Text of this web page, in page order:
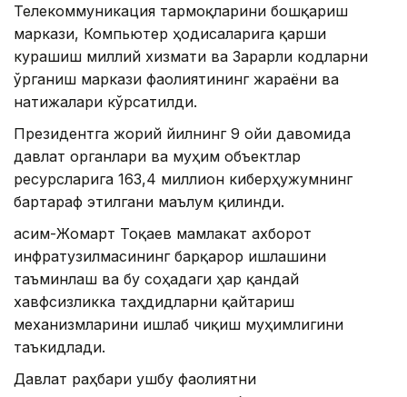
Телекоммуникация тармоқларини бошқариш
маркази, Компьютер ҳодисаларига қарши
курашиш миллий хизмати ва Зарарли кодларни
ўрганиш маркази фаолиятининг жараёни ва
натижалари кўрсатилди.
Президентга жорий йилнинг 9 ойи давомида
давлат органлари ва муҳим объектлар
ресурсларига 163,4 миллион киберҳужумнинг
бартараф этилгани маълум қилинди.
Қасим-Жомарт Тоқаев мамлакат ахборот
инфратузилмасининг барқарор ишлашини
таъминлаш ва бу соҳадаги ҳар қандай
хавфсизликка таҳдидларни қайтариш
механизмларини ишлаб чиқиш муҳимлигини
таъкидлади.
Давлат раҳбари ушбу фаолиятни